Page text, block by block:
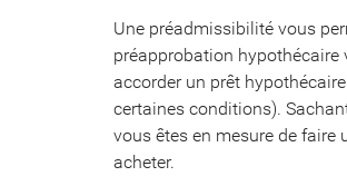
Une préadmissibilité vous
préapprobation hypothécaire
accorder un prêt
certaines conditions).
vous êtes en mesure de faire
acheter.